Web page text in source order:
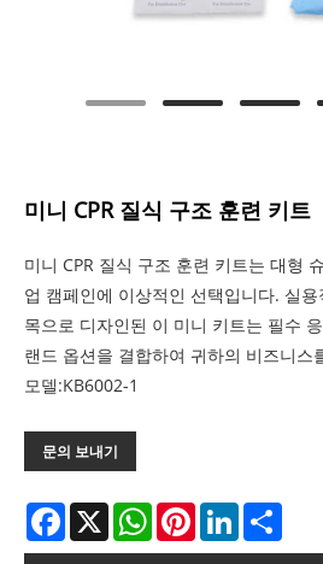
미니 CPR 질식 구조 훈련 키트
미니 CPR 질식 구조 훈련 키트는 대형
업 캠페인에 이상적인 선택입니다. 실
목으로 디자인된 이 미니 키트는 필수
랜드 옵션을 결합하여 귀하의 비즈니스
모델:KB6002-1
문의 보내기
Facebook
X WhatsAppPinterestLinkedIn